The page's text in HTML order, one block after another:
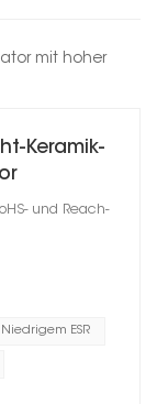
mit hoher
Keramik-
und Reach-
ESR